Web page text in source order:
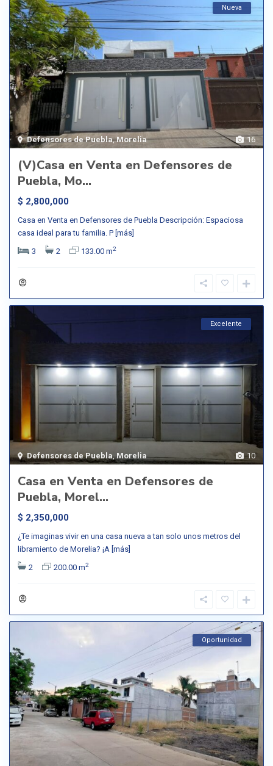
16
Defensores de Puebla,Morelia
Nueva
(V)Casa en Venta en Defensores de
Puebla, Mo...
$ 2,800,000
Casa en Venta en Defensores de Puebla Descripción: Espaciosa
casa ideal para tu familia. P [más]
3
2 133.00 m2
10
Defensores de Puebla Morelia
Excelente
Casa en Venta en Defensores de
Puebla, Morel...
$ 2,350,000
¿Te imaginas vivir en una casa nueva a tan solo unos metros del
libramiento de Morelia? ¡A [más]
2
200.00 m2
Oportunidad